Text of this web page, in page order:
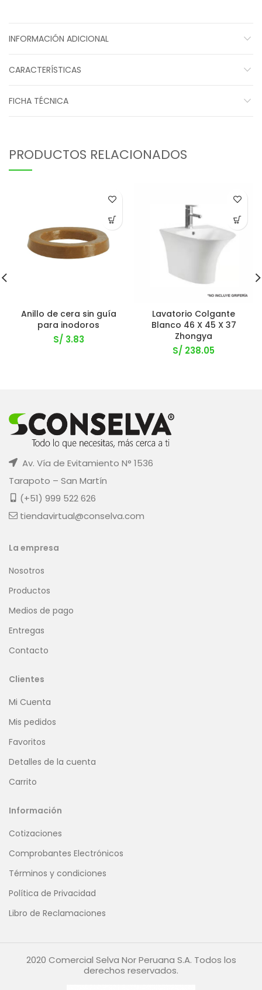
INFORMACIÓN ADICIONAL
CARACTERÍSTICAS
FICHA TÉCNICA
PRODUCTOS RELACIONADOS
Anillo de cera sin guía
para inodoros
S/ 3.83
Lavatorio Colgante
Blanco 46 X 45 X 37
Zhongya
S/ 238.05
Av. Vía de Evitamiento N° 1536
Tarapoto – San Martín
(+51) 999 522 626
tiendavirtual@conselva.com
La empresa
Nosotros
Productos
Medios de pago
Entregas
Contacto
Clientes
Mi Cuenta
Mis pedidos
Favoritos
Detalles de la cuenta
Carrito
Información
Cotizaciones
Comprobantes Electrónicos
Términos y condiciones
Política de Privacidad
Libro de Reclamaciones
2020 Comercial Selva Nor Peruana S.A. Todos los
derechos reservados.